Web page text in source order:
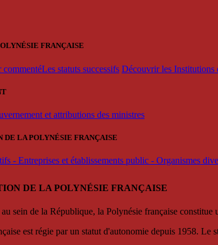
FRANÇAISE
commentéLes statuts successifs Découvrir les Institutions
et attributions des ministres
LA POLYNÉSIE FRANÇAISE
- Entreprises et établissements public - Organismes
DE LA POLYNÉSIE FRANÇAISE
sein de la République, la Polynésie française
est régie par un statut d'autonomie depuis 1958. Le